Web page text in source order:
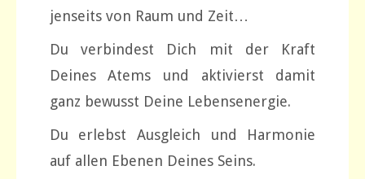
jenseits von Raum und Zeit…
Du verbindest Dich mit der Kraft
Deines Atems und aktivierst damit
ganz bewusst Deine Lebensenergie.
Du erlebst Ausgleich und Harmonie
auf allen Ebenen Deines Seins.